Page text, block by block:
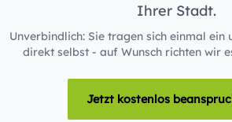
Ihrer Stadt.
Unverbindlich: Sie tragen sich einmal
direkt selbst - auf Wunsch richten wir
Jetzt kostenlos